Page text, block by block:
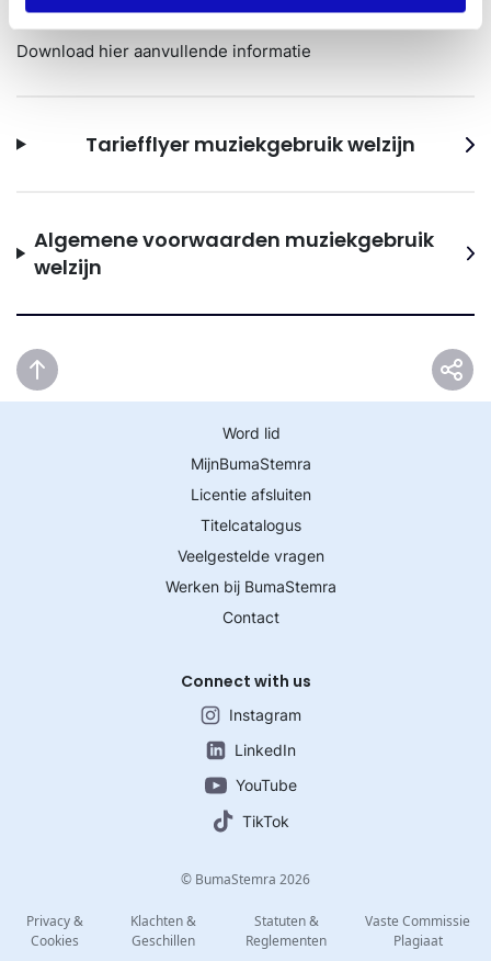
Downloads
Download hier aanvullende informatie
Tariefflyer muziekgebruik welzijn
Algemene voorwaarden muziekgebruik
welzijn
Word lid
MijnBumaStemra
Licentie afsluiten
Titelcatalogus
Veelgestelde vragen
Werken bij BumaStemra
Contact
Connect with us
Instagram
LinkedIn
YouTube
TikTok
© BumaStemra 2026
Privacy &
Cookies
Klachten &
Geschillen
Statuten &
Reglementen
Vaste Commissie
Plagiaat